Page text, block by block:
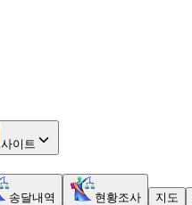
사이트
송달내역 현황조사 지도